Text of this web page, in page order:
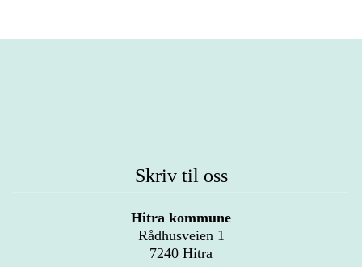
Skriv til oss
Hitra kommune
Rådhusveien 1
7240 Hitra